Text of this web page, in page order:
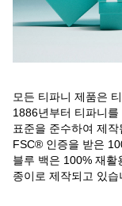
모든 티파니 제품은
1886년부터 티파니
표준을 준수하여 제
FSC® 인증을 받은
블루 백은 100% 재
종이로 제작되고 있습